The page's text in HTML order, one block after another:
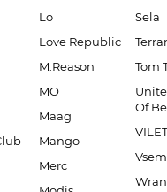
Lo
Love Republic
M.Reason
MO
Maag
Mango
Merc
Sela
Tom
Of
VILET